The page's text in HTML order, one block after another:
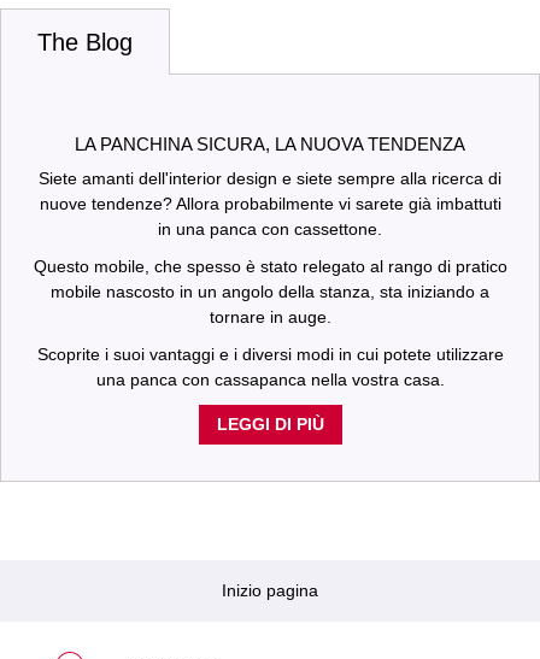
The Blog
LA PANCHINA SICURA, LA NUOVA TENDENZA
Siete amanti dell'interior design e siete sempre alla ricerca di
nuove tendenze? Allora probabilmente vi sarete già imbattuti
in una panca con cassettone.
Questo mobile, che spesso è stato relegato al rango di pratico
mobile nascosto in un angolo della stanza, sta iniziando a
tornare in auge.
Scoprite i suoi vantaggi e i diversi modi in cui potete utilizzare
una panca con cassapanca nella vostra casa.
LEGGI DI PIÙ
Inizio pagina